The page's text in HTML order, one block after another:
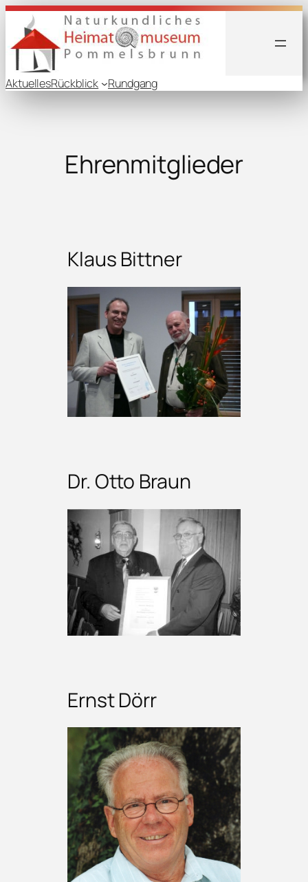
Zum
Inhalt
springen
AktuellesRückblick Rundgang
Ehrenmitglieder
Klaus Bittner
Dr. Otto Braun
Ernst Dörr